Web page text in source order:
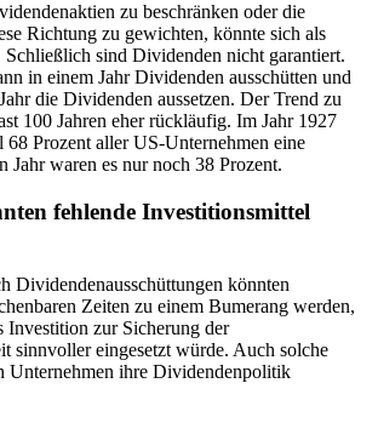
zu beschränken oder die
Richtung zu gewichten, könnte sich als
Schließlich sind Dividenden nicht garantiert.
in einem Jahr Dividenden ausschütten und
die Dividenden aussetzen. Der Trend zu
100 Jahren eher rückläufig. Im Jahr 1927
68 Prozent aller US-Unternehmen eine
Jahr waren es nur noch 38 Prozent.
fehlende Investitionsmittel
Dividendenausschüttungen könnten
Zeiten zu einem Bumerang werden,
Investition zur Sicherung der
sinnvoller eingesetzt würde. Auch solche
Unternehmen ihre Dividendenpolitik